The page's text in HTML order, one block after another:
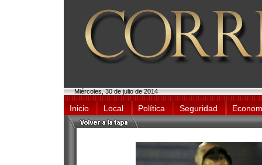
Miércoles, 30 de julio de 2014
Inicio Local Política Seguridad